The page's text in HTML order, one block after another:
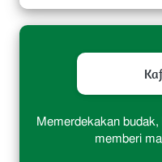
Memerdekakan
memberi